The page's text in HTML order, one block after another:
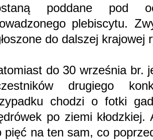
poddane pod
plebiscytu.
do dalszej krajowej
do 30 września br.
drugiego
chodzi o fotki
po ziemi
pięć na ten sam, co